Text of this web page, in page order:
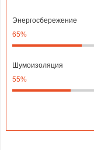
Энергосбережение
65%
Шумоизоляция
55%